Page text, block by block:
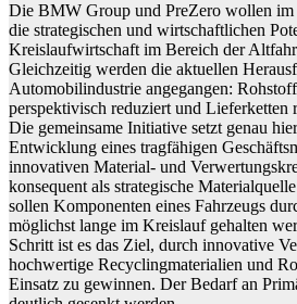
Die BMW Group und PreZero wollen im
die strategischen und wirtschaftlichen
Kreislaufwirtschaft im Bereich der
Gleichzeitig werden die aktuellen
Automobilindustrie angegangen:
perspektivisch reduziert und Lieferketten
Die gemeinsame Initiative setzt genau
Entwicklung eines tragfähigen
innovativen Material- und
konsequent als strategische
sollen Komponenten eines Fahrzeugs
möglichst lange im Kreislauf gehalten
Schritt ist es das Ziel, durch innovative
hochwertige Recyclingmaterialien und
Einsatz zu gewinnen. Der Bedarf an